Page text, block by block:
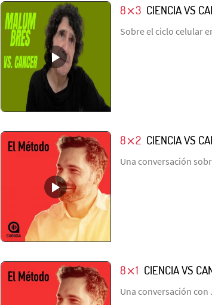
8⨯3 CIENCIA VS
Sobre el ciclo celular
8⨯2 CIENCIA VS
Una conversación
8⨯1 CIENCIA VS
Una conversación con